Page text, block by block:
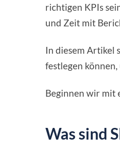
richtigen KPIs
und Zeit mit
In diesem Artikel
festlegen
Beginnen wir mit
Was sind